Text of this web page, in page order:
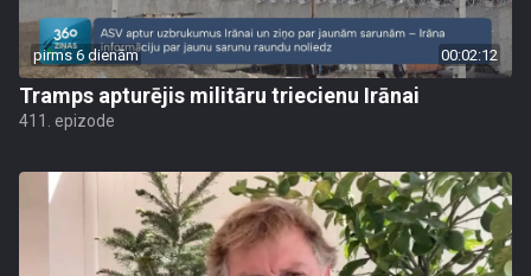
pirms 6 dienām 00:02:12
Tramps apturējis militāru triecienu Irānai
411. epizode